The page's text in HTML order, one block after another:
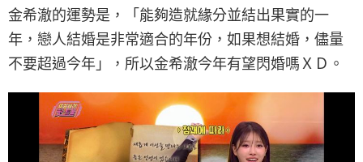
金希澈的運勢是，「能夠造就緣分並結出果實的一
年，戀人結婚是非常適合的年份，如果想結婚，儘量
不要超過今年」，所以金希澈今年有望閃婚嗎ＸＤ。